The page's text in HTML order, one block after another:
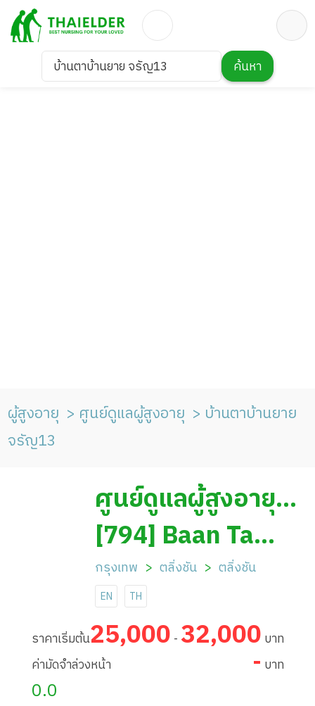
บ้านตาบ้านยาย จรัญ13 ค้นหา
ผู้สูงอายุ ศูนย์ดูแลผู้สูงอายุ
บ้านตาบ้านยาย
จรัญ13
ศูนย์ดูแลผู้สูงอายุ
บ้านตาบ้านยาย
จรัญ13
[794] Baan Ta
Baan Yai Charan
13
กรุงเทพ ตลิ่งชัน ตลิ่งชัน
EN TH
ราคาเริ่มต้น25,000 - 32,000 บาท
ค่ามัดจำล่วงหน้า
- บาท
0.0